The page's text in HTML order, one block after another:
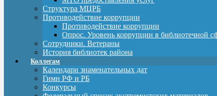
Структура МЦРБ
Противодействие коррупции
Противодействие коррупции
Опрос. Уровень коррупции в библиотечной
Сотрудники. Ветераны
История библиотек района
Коллегам
Календари знаменательных дат
Гимн РФ и РБ
Конкурсы